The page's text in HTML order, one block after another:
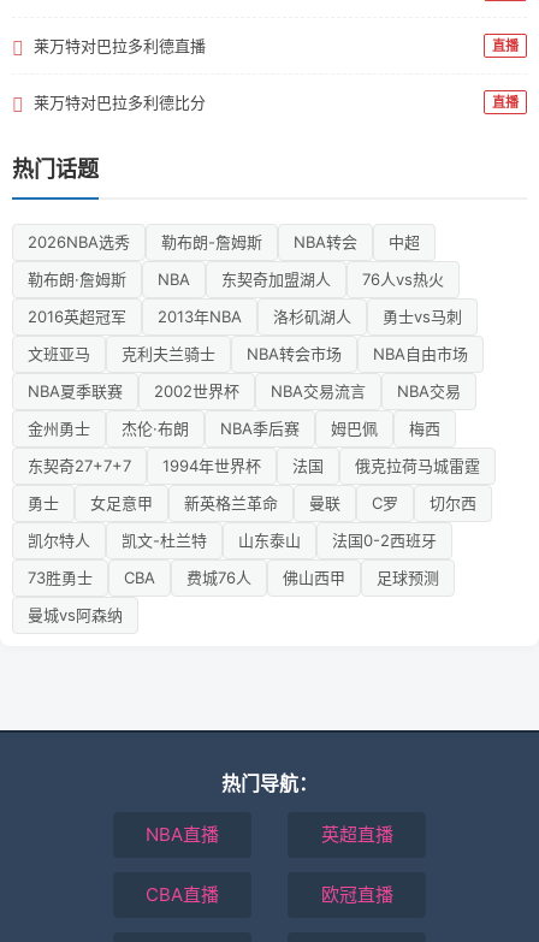
莱万特对巴拉多利德直播 直播
莱万特对巴拉多利德比分 直播
热门话题
2026NBA选秀 勒布朗-詹姆斯 NBA转会
中超
勒布朗·詹姆斯
NBA 东契奇加盟湖人
76人vs热火
2016英超冠军
2013年NBA 洛杉矶湖人
勇士vs马刺
文班亚马
克利夫兰骑士 NBA转会市场
NBA自由市场
NBA夏季联赛
2002世界杯 NBA交易流言
NBA交易
金州勇士
杰伦·布朗 NBA季后赛 姆巴佩
梅西
东契奇27+7+7
1994年世界杯 法国
俄克拉荷马城雷霆
勇士
女足意甲 新英格兰革命 曼联 C罗
切尔西
凯尔特人
凯文-杜兰特 山东泰山
法国0-2西班牙
73胜勇士
CBA 费城76人 佛山西甲
足球预测
曼城vs阿森纳
热门导航：
NBA直播 英超直播
CBA直播 欧冠直播